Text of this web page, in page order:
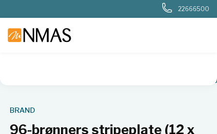
22666500
BRAND
96-brønners stripeplate (12 x